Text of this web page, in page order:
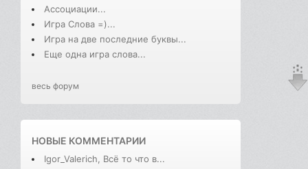
Ассоциации...
Игра Слова =)...
Игра на две последние буквы...
Еще одна игра слова...
весь форум
НОВЫЕ КОММЕНТАРИИ
Igor_Valerich, Всё то что в...